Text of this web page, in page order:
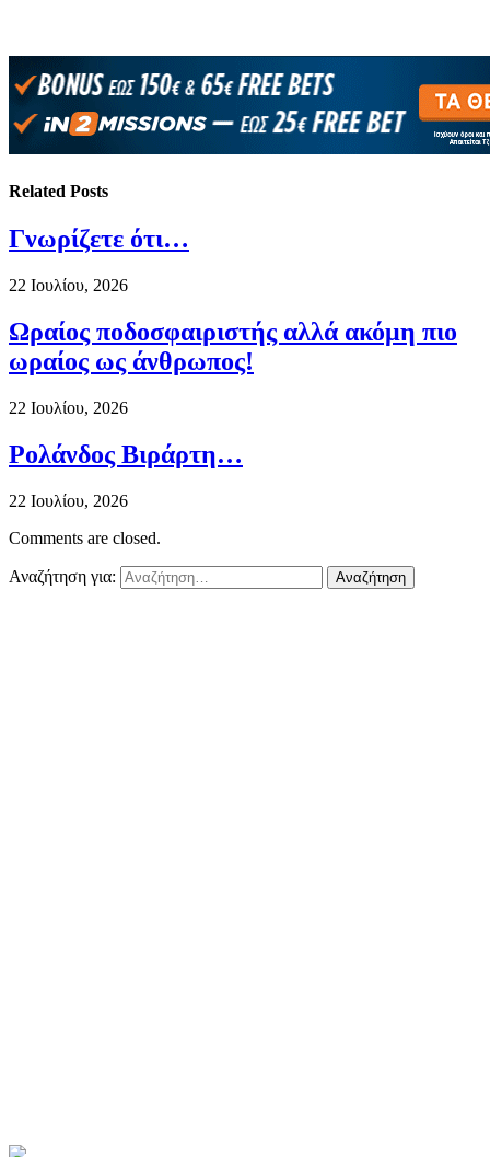
Related Posts
Γνωρίζετε ότι…
22 Ιουλίου, 2026
Ωραίος ποδοσφαιριστής αλλά ακόμη πιο
ωραίος ως άνθρωπος!
22 Ιουλίου, 2026
Ρολάνδος Βιράρτη…
22 Ιουλίου, 2026
Comments are closed.
Αναζήτηση για: